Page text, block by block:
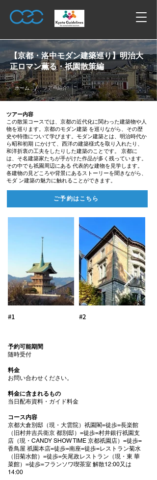
【京都・洛中モダン建築巡り】明治⼤
正ロマン薫る・祇園散策編
ホーム / ツアー紹介
ツアー内容
この散策コースでは、京都の近代化に関わった建築物や⼈
物を巡ります。京都のモダン建築 を巡りながら、その歴
史や特徴について学びます。モダン建築とは、明治時代か
ら昭和初期 にかけて、⻄洋の建築様式を取り⼊れたり、
和洋折衷の⼯夫をしたりした建築のことです。 京都に
は、そ名建築家たちが⼿がけた作品が多く残っています。
その中でも祇園周辺にある 代表的な建物を⾒学します。
各建物の⾒どころや背景にあるストーリーを聞きながら、
モダ ン建築の魅⼒に触れることができます。
ご予約はこちら
#1 #2
予約可能期間
随時受付
料金
お問い合わせください。
料金に含まれるもの
当⽇配布資料・ガイド料⾦
コース内容
京都⼤倉別邸（現・⼤雲院）祇園閣=徒歩=⻑楽館
（旧村井吉兵衛京 都別邸）=徒歩=村井銀⾏祇園⽀
店（現・CANDY SHOW TIME 京都祇園店）=徒歩=
⾹⿃屋 祇園本店=徒歩=南座=徒歩=レストラン菊⽔
（旧菊⽔館）=徒歩=⽮尾政レストラン（現・東 華
菜館）=徒歩=フランソワ喫茶室 解散12:00⼜は
14:00